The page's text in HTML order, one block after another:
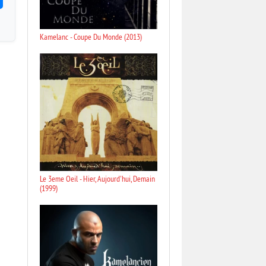
Kamelanc - Coupe Du Monde (2013)
Le 3eme Oeil - Hier, Aujourd'hui, Demain
(1999)